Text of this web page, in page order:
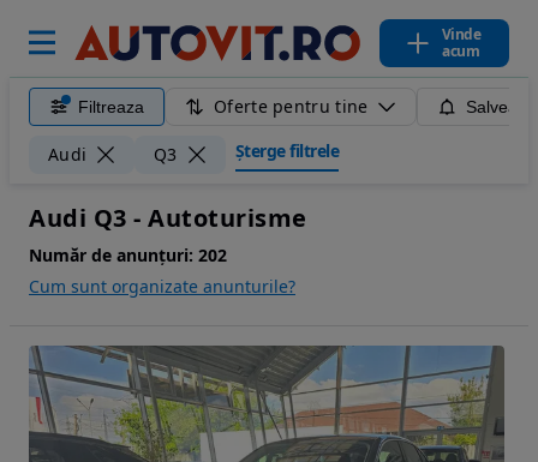
Vinde
acum
Filtreaza Oferte pentru tine
Audi Q3 Șterge filtrele
Audi Q3 - Autoturisme
Număr de anunțuri: 202
Cum sunt organizate anunturile?